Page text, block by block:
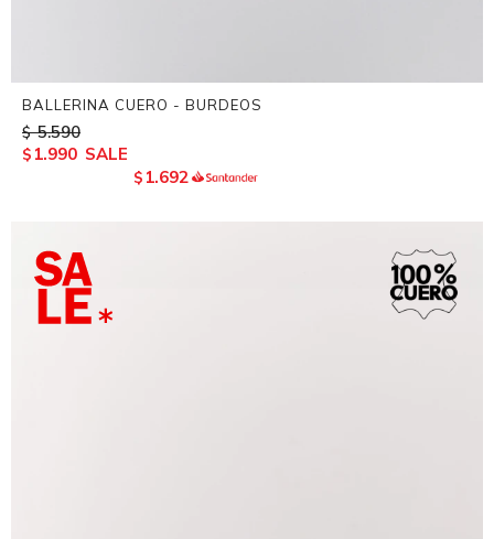
BALLERINA CUERO - BURDEOS
$ 5.590
$ 1.990
$ 1.692